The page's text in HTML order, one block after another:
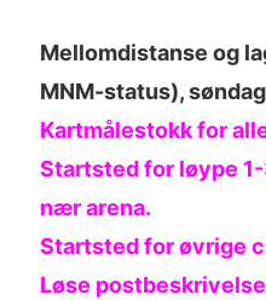
Mellomdistanse og
MNM-status),
Kartmålestokk for
Startsted for løype
nær arena.
Startsted for øvrige
Løse